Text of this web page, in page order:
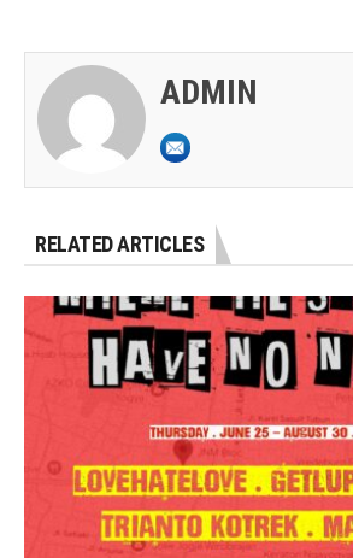
ADMIN
RELATED ARTICLES